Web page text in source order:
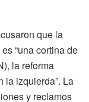
que la
“una cortina de
la reforma
la izquierda”. La
y reclamos